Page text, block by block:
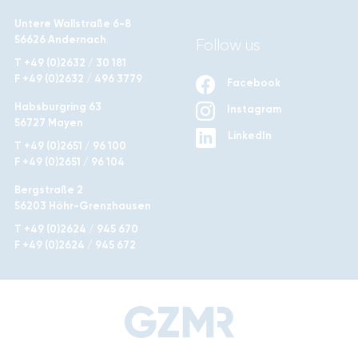
Untere Wallstraße 6-8
56626 Andernach
T +49 (0)2632 / 30 181
F +49 (0)2632 / 496 3779
Habsburgring 63
56727 Mayen
T +49 (0)2651 / 96 100
F +49 (0)2651 / 96 104
Bergstraße 2
56203 Höhr-Grenzhausen
T +49 (0)2624 / 945 670
F +49 (0)2624 / 945 672
Follow us
Facebook
Instagram
LinkedIn